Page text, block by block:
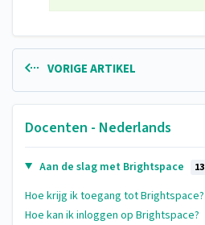
VORIGE ARTIKEL
Docenten - Nederlands
Aan de slag met Brightspace 13
Hoe krijg ik toegang tot Brightspace?
Hoe kan ik inloggen op Brightspace?